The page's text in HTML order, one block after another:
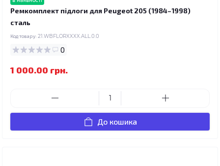
Ремкомплект підлоги для Peugeot 205 (1984–1998)
сталь
Код товару: 21.WBFLORXXXX.ALL.0.0
0
1 000.00 грн.
До кошика